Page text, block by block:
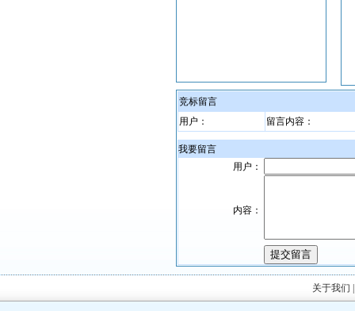
竞标留言
用户：
留言内容：
我要留言
用户：
内容：
关于我们